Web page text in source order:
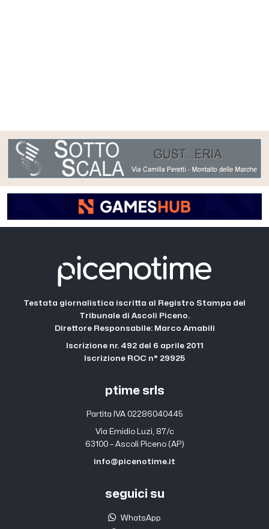
Testata giornalistica iscritta al Registro Stampa del
Tribunale di Ascoli Piceno.
Direttore Responsabile: Marco Amabili
Iscrizione nr. 492 del 6 aprile 2011
Iscrizione ROC n° 29925
ptime srls
Partita IVA 02286040445
Via Emidio Luzi, 87/c
63100 – Ascoli Piceno (AP)
info@picenotime.it
seguici su
WhatsApp